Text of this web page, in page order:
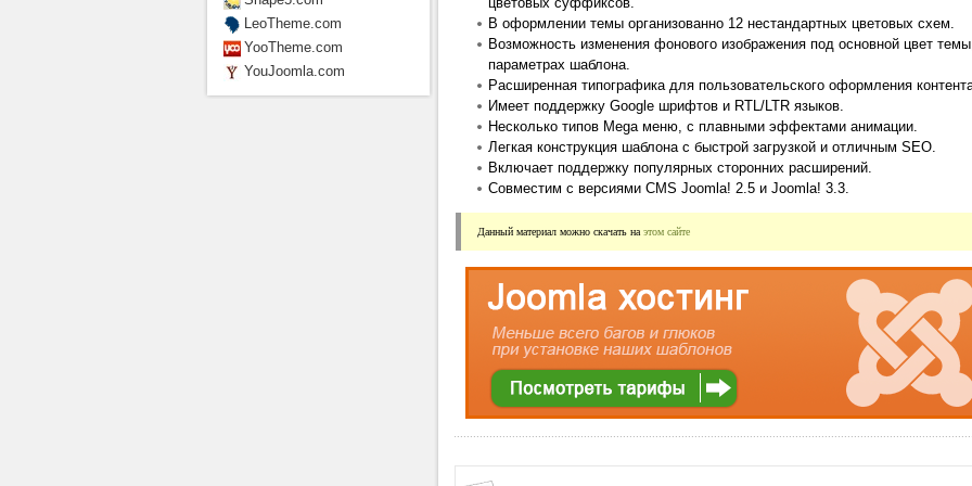
В оформлении темы организованно 12 нестандартных цветовых схем.
Возможность изменения фонового изображения под основной цвет
параметрах шаблона.
Расширенная типографика для пользовательского оформления
Имеет поддержку Google шрифтов и RTL/LTR языков.
Несколько типов Mega меню, с плавными эффектами анимации.
Легкая конструкция шаблона с быстрой загрузкой и отличным SEO.
Включает поддержку популярных сторонних расширений.
Совместим с версиями CMS Joomla! 2.5 и Joomla! 3.3.
Данный материал можно скачать на этом сайте
LeoTheme.com
YooTheme.com
YouJoomla.com